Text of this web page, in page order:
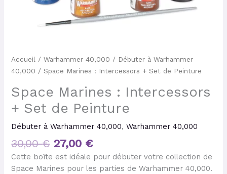
Accueil /Warhammer 40,000 / Débuter à Warhammer
40,000 / Space Marines : Intercessors + Set de Peinture
Space Marines : Intercessors
+ Set de Peinture
Débuter à Warhammer 40,000,Warhammer 40,000
30,00€ 27,00 €
Cette boîte est idéale pour débuter votre collection de
Space Marines pour les parties de Warhammer 40,000.